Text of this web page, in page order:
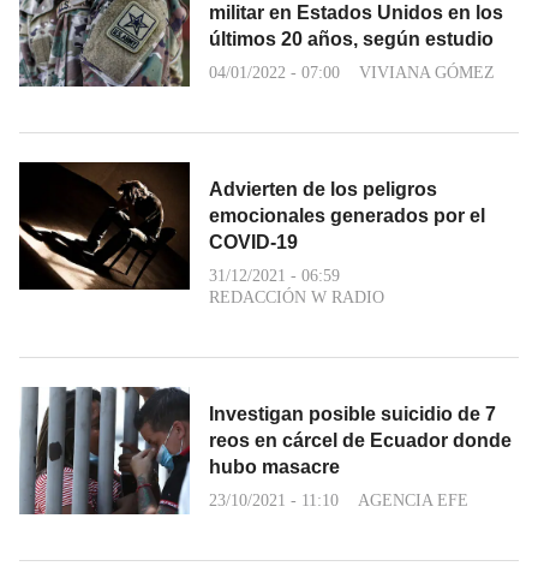
militar en Estados Unidos en los
últimos 20 años, según estudio
04/01/2022 - 07:00 VIVIANA GÓMEZ
Advierten de los peligros
emocionales generados por el
COVID-19
31/12/2021 - 06:59
REDACCIÓN W RADIO
Investigan posible suicidio de 7
reos en cárcel de Ecuador donde
hubo masacre
23/10/2021 - 11:10 AGENCIA EFE